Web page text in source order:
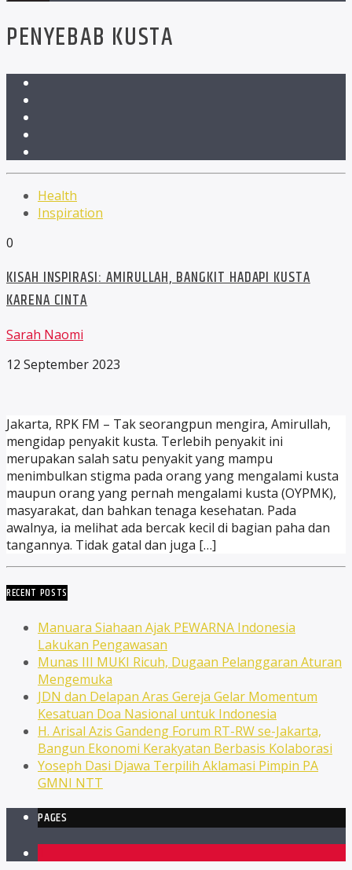
PENYEBAB KUSTA
Health
Inspiration
0
KISAH INSPIRASI: AMIRULLAH, BANGKIT HADAPI KUSTA
KARENA CINTA
Sarah Naomi
12 September 2023
Jakarta, RPK FM – Tak seorangpun mengira, Amirullah,
mengidap penyakit kusta. Terlebih penyakit ini
merupakan salah satu penyakit yang mampu
menimbulkan stigma pada orang yang mengalami kusta
maupun orang yang pernah mengalami kusta (OYPMK),
masyarakat, dan bahkan tenaga kesehatan. Pada
awalnya, ia melihat ada bercak kecil di bagian paha dan
tangannya. Tidak gatal dan juga […]
RECENT POSTS
Manuara Siahaan Ajak PEWARNA Indonesia
Lakukan Pengawasan
Munas III MUKI Ricuh, Dugaan Pelanggaran Aturan
Mengemuka
JDN dan Delapan Aras Gereja Gelar Momentum
Kesatuan Doa Nasional untuk Indonesia
H. Arisal Azis Gandeng Forum RT-RW se-Jakarta,
Bangun Ekonomi Kerakyatan Berbasis Kolaborasi
Yoseph Dasi Djawa Terpilih Aklamasi Pimpin PA
GMNI NTT
PAGES